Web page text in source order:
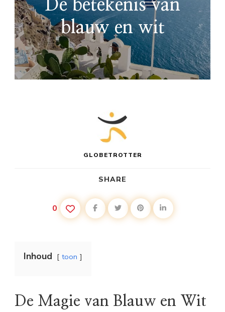
De betekenis van
blauw en wit
GLOBETROTTER
SHARE
0
Inhoud toon
De Magie van Blauw en Wit